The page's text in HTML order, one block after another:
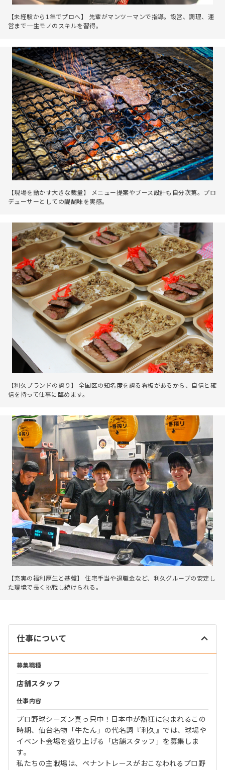
【未経験から1年でプロへ】 先輩がマンツーマンで指導。設営、調理、運
営まで一生モノのスキルを習得。
【現場を動かす大きな裁量】 メニュー提案やブース設計も自分次第。プロ
デューサーとしての醍醐味を実感。
【利久ブランドの誇り】 全国区の知名度を誇る看板があるから、自信と確
信を持って仕事に臨めます。
【充実の福利厚生と基盤】 住宅手当や退職金など、利久グループの安定し
た環境で長く挑戦し続けられる。
仕事について
募集職種
店舗スタッフ
仕事内容
プロ野球シーズン真っ只中！日本中が熱狂に包まれるこの
時期、仙台名物「牛たん」の代名詞『利久』では、球場や
イベント会場を盛り上げる「店舗スタッフ」を募集しま
す。
私たちの主戦場は、ペナントレースがおこなわれるプロ野